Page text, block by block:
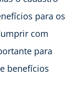
para os
com
para
benefícios